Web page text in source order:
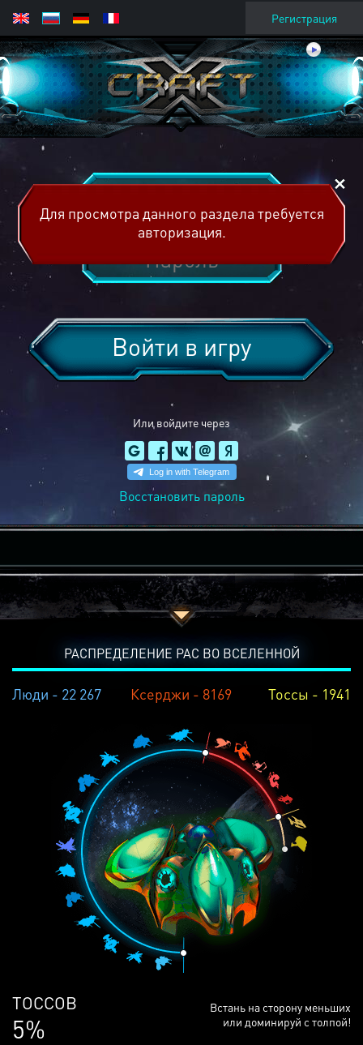
Регистрация
Или войдите через
Войти в игру
Восстановить пароль
Для просмотра данного раздела требуется
авторизация.
РАСПРЕДЕЛЕНИЕ РАС ВО ВСЕЛЕННОЙ
Люди - 22 267 Ксерджи - 8169 Тоссы - 1941
ЛЮДЕЙ
68%
Встань на сторону меньших
или доминируй с толпой!